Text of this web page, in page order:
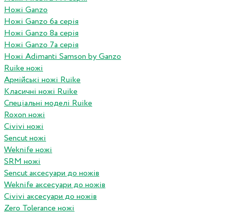
Ножі Ganzo
Ножі Ganzo 6а серія
Ножі Ganzo 8а серія
Ножі Ganzo 7а серія
Ножі Adimanti Samson by Ganzo
Ruike ножі
Армійські ножі Ruike
Класичні ножі Ruike
Спеціальні моделі Ruike
Roxon ножi
Civivi ножі
Sencut ножі
Weknife ножі
SRM ножі
Sencut аксесуари до ножів
Weknife аксесуари до ножів
Civivi аксесуари до ножів
Zero Tolerance ножі